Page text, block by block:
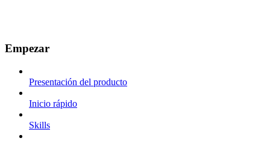
Empezar
Presentación del producto
Inicio rápido
Skills